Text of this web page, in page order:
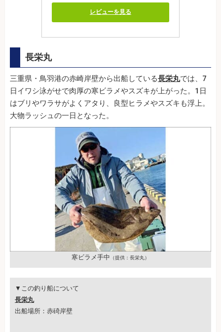
レビューを見る
長栄丸
三重県・鳥羽港の赤崎岸壁から出船している長栄丸では、7
日イワシ泳がせで肉厚の寒ビラメやスズキが上がった。1日
はブリやワラサがよくアタり、良型ヒラメやスズキも浮上。
大物ラッシュの一日となった。
寒ビラメ手中 （提供：長栄丸）
▼この釣り船について
長栄丸
出船場所：赤碕岸壁